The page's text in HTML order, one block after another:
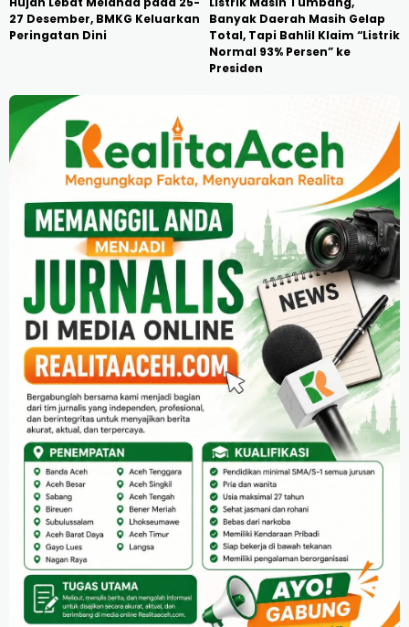
27 Desember, BMKG Keluarkan
Peringatan Dini
Banyak Daerah Masih Gelap
Total, Tapi Bahlil Klaim “Listrik
Normal 93% Persen” ke
Presiden